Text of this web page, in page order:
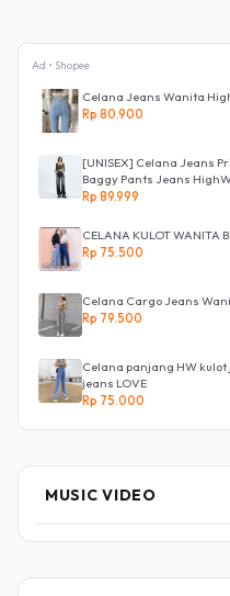
Ad • Shopee
Celana Jeans Wanita
Rp 80.900
[UNISEX] Celana Jeans
Baggy Pants Jeans
Rp 89.999
CELANA KULOT WANITA
Rp 75.500
Celana Cargo Jeans
Rp 79.500
Celana panjang HW kulot
jeans LOVE
Rp 75.000
MUSIC VIDEO